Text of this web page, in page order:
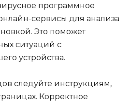
программное
сервисы для анализа
Это поможет
ситуаций с
устройства.
следуйте инструкциям,
Корректное